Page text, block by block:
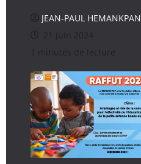
JEAN-PAUL HEMANKPAN
21 juin 2024
1 minutes de lecture